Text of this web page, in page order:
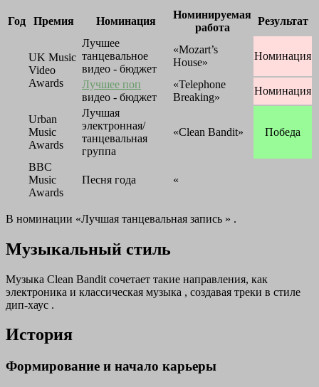
Год Премия Номинация
Номинируемая
работа
Результат
UK Music
Video
Awards
Лучшее
танцевальное
видео - бюджет
«Mozart’s
House»
Номинация
Лучшее поп
видео - бюджет
«Telephone
Breaking»
Номинация
Urban
Music
Awards
Лучшая
электронная/
танцевальная
группа
«Clean Bandit» Победа
BBC
Music
Awards
Песня года «
В номинации «Лучшая танцевальная запись » .
Музыкальный стиль
Музыка Clean Bandit сочетает такие направления, как
электроника и классическая музыка , создавая треки в стиле
дип-хаус .
История
Формирование и начало карьеры